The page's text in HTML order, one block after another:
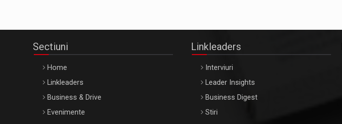
Sectiuni
Home
Linkleaders
Business & Drive
Evenimente
Linkleaders
Interviuri
Leader Insights
Business Digest
Stiri